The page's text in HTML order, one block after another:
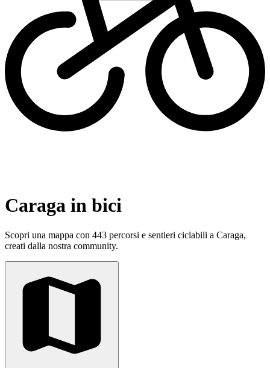
Caraga in bici
Scopri una mappa con 443 percorsi e sentieri ciclabili a Caraga,
creati dalla nostra community.